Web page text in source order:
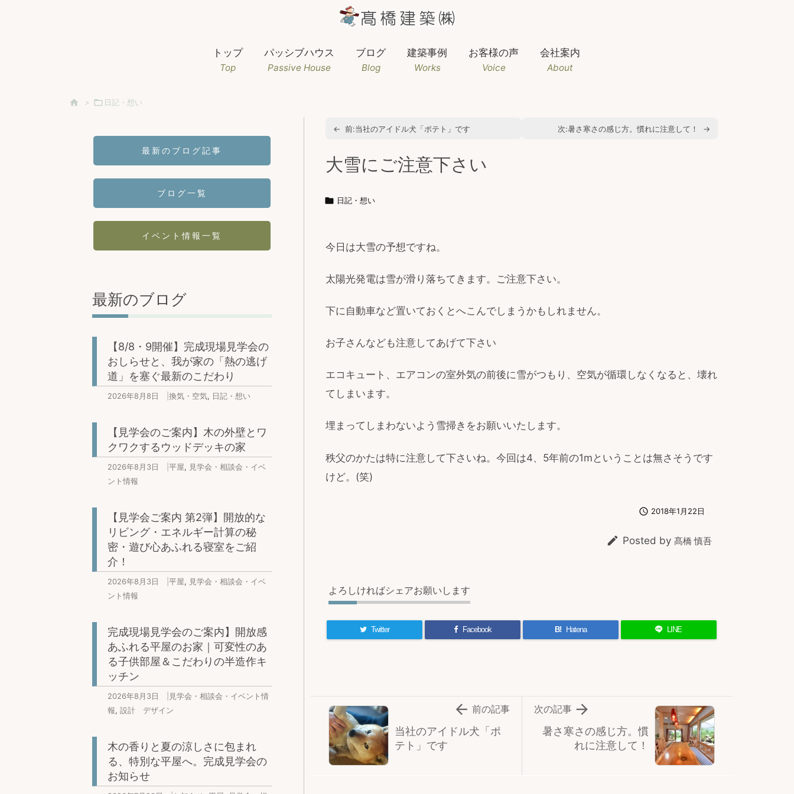
トップ
Top
パッシブハウス
Passive House
ブログ
Blog
建築事例
Works
お客様の声
Voice
会社案内
About
 >  日記・想い
← 前:当社のアイドル犬「ポテト」です 次:暑さ寒さの感じ方。慣れに注意して！ →
大雪にご注意下さい
 日記・想い
今日は大雪の予想ですね。
太陽光発電は雪が滑り落ちてきます。ご注意下さい。
下に自動車など置いておくとへこんでしまうかもしれません。
お子さんなども注意してあげて下さい
エコキュート、エアコンの室外気の前後に雪がつもり、空気が循環しなくなると、壊れ
てしまいます。
埋まってしまわないよう雪掃きをお願いいたします。
秩父のかたは特に注意して下さいね。今回は4、5年前の1mということは無さそうです
けど。(笑)
 2018年1月22日
 Posted by 髙橋 慎吾
よろしければシェアお願いします
Twitter Facebook B! Hatena LINE
暑さ寒さの感じ方。慣
れに注意して！

次の記事
当社のアイドル犬「ポ
テト」です
 前の記事
最新のブログ記事
ブログ一覧
イベント情報一覧
最新のブログ
【8/8・9開催】完成現場見学会の
おしらせと、我が家の「熱の逃げ
道」を塞ぐ最新のこだわり
2026年8月8日 換気・空気, 日記・想い
【見学会のご案内】木の外壁とワ
クワクするウッドデッキの家
2026年8月3日 平屋, 見学会・相談会・イベ
ント情報
【見学会ご案内 第2弾】開放的な
リビング・エネルギー計算の秘
密・遊び心あふれる寝室をご紹
介！
2026年8月3日 平屋, 見学会・相談会・イベ
ント情報
完成現場見学会のご案内】開放感
あふれる平屋のお家｜可変性のあ
る子供部屋＆こだわりの半造作キ
ッチン
2026年8月3日
見学会・相談会・イベント情
報, 設計 デザイン
木の香りと夏の涼しさに包まれ
る、特別な平屋へ。完成見学会の
お知らせ